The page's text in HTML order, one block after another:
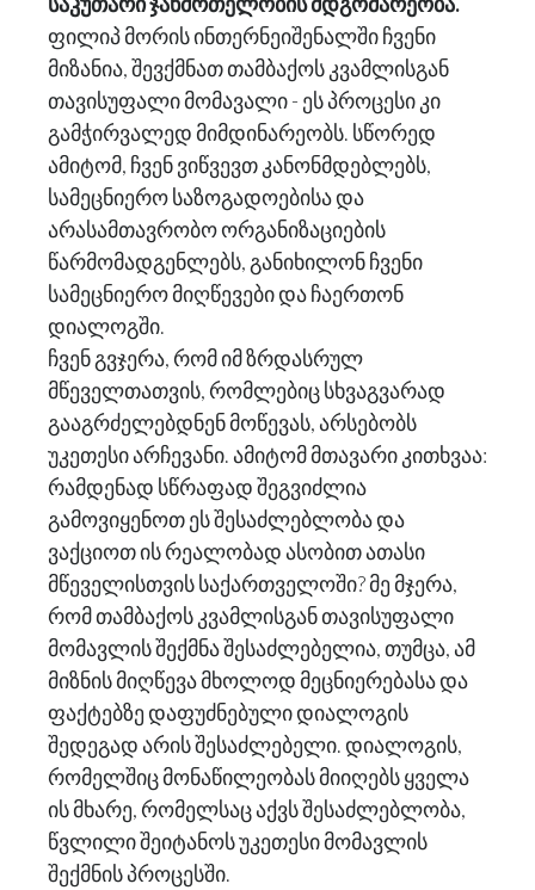
ფილიპ მორის ინთერნეიშენალში ჩვენი
მიზანია, შევქმნათ თამბაქოს კვამლისგან
თავისუფალი მომავალი - ეს პროცესი კი
გამჭირვალედ მიმდინარეობს. სწორედ
ამიტომ, ჩვენ ვიწვევთ კანონმდებლებს,
სამეცნიერო საზოგადოებისა და
არასამთავრობო ორგანიზაციების
წარმომადგენლებს, განიხილონ ჩვენი
სამეცნიერო მიღწევები და ჩაერთონ
დიალოგში.
ჩვენ გვჯერა, რომ იმ ზრდასრულ
მწეველთათვის, რომლებიც სხვაგვარად
გააგრძელებდნენ მოწევას, არსებობს
უკეთესი არჩევანი. ამიტომ მთავარი კითხვაა:
რამდენად სწრაფად შეგვიძლია
გამოვიყენოთ ეს შესაძლებლობა და
ვაქციოთ ის რეალობად ასობით ათასი
მწეველისთვის საქართველოში? მე მჯერა,
რომ თამბაქოს კვამლისგან თავისუფალი
მომავლის შექმნა შესაძლებელია, თუმცა, ამ
მიზნის მიღწევა მხოლოდ მეცნიერებასა და
ფაქტებზე დაფუძნებული დიალოგის
შედეგად არის შესაძლებელი. დიალოგის,
რომელშიც მონაწილეობას მიიღებს ყველა
ის მხარე, რომელსაც აქვს შესაძლებლობა,
წვლილი შეიტანოს უკეთესი მომავლის
შექმნის პროცესში.